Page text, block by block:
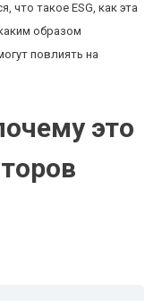
что такое ESG, как эта
образом
повлиять на
это